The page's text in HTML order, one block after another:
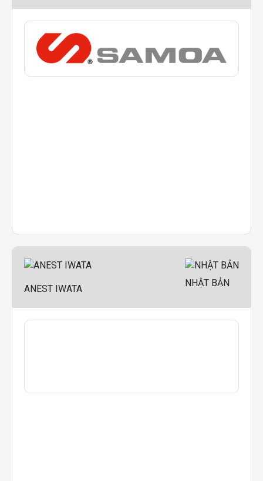
ANEST IWATA
NHẬT BẢN